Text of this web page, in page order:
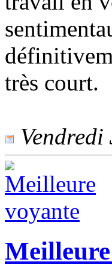
très court.